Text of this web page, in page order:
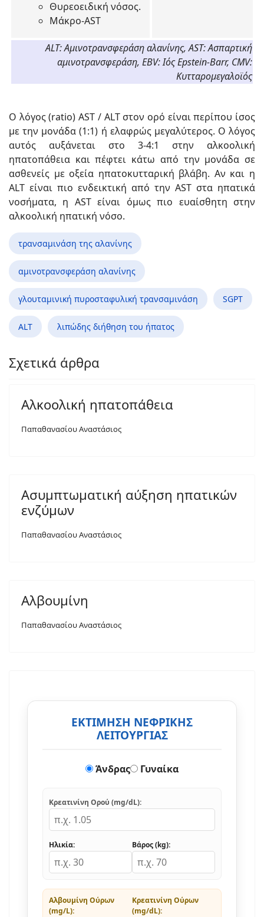
Θυρεοειδική νόσος.
Μάκρο-AST
ALT: Αμινοτρανσφεράση αλανίνης, AST: Ασπαρτική
αμινοτρανσφεράση, EBV: Ιός Epstein-Barr, CMV:
Κυτταρομεγαλοϊός
Ο λόγος (ratio) AST / ALT στον ορό είναι περίπου ίσος
με την μονάδα (1:1) ή ελαφρώς μεγαλύτερος. Ο λόγος
αυτός αυξάνεται στο 3-4:1 στην αλκοολική
ηπατοπάθεια και πέφτει κάτω από την μονάδα σε
ασθενείς με οξεία ηπατοκυτταρική βλάβη. Αν και η
ALT είναι πιο ενδεικτική από την AST στα ηπατικά
νοσήματα, η AST είναι όμως πιο ευαίσθητη στην
αλκοολική ηπατική νόσο.
τρανσαμινάση της αλανίνης
αμινοτρανσφεράση αλανίνης
γλουταμινική πυροσταφυλική τρανσαμινάση SGPT
ALT λιπώδης διήθηση του ήπατος
Σχετικά άρθρα
Αλκοολική ηπατοπάθεια
Παπαθανασίου Αναστάσιος
Ασυμπτωματική αύξηση ηπατικών
ενζύμων
Παπαθανασίου Αναστάσιος
Αλβουμίνη
Παπαθανασίου Αναστάσιος
ΕΚΤΙΜΗΣΗ ΝΕΦΡΙΚΗΣ
ΛΕΙΤΟΥΡΓΙΑΣ
Άνδρας Γυναίκα
Κρεατινίνη Ορού (mg/dL):
Ηλικία: Βάρος (kg):
Αλβουμίνη Ούρων
(mg/L):
Κρεατινίνη Ούρων
(mg/dL):